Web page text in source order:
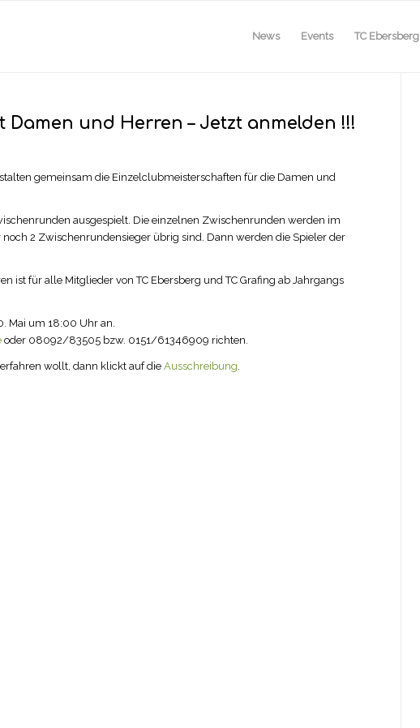
News Events TC Ebersberg
und Herren – Jetzt anmelden !!!
gemeinsam die Einzelclubmeisterschaften für die Damen und
ausgespielt. Die einzelnen Zwischenrunden werden im
2 Zwischenrundensieger übrig sind. Dann werden die Spieler der
ist für alle Mitglieder von TC Ebersberg und TC Grafing ab Jahrgangs
Mai um 18:00 Uhr an.
oder 08092/83505 bzw. 0151/61346909 richten.
wollt, dann klickt auf die Ausschreibung.